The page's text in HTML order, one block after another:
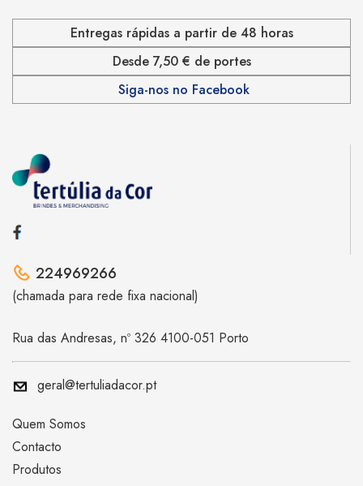
Entregas rápidas a partir de 48 horas
Desde 7,50 € de portes
Siga-nos no Facebook
224969266
(chamada para rede fixa nacional)
Rua das Andresas, nº 326 4100-051 Porto
geral@tertuliadacor.pt
Quem Somos
Contacto
Produtos